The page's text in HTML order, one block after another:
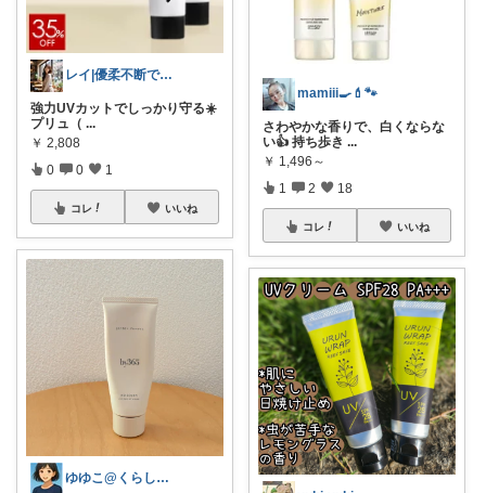
レイ|優柔不断で選べない🥲
強力UVカットでしっかり守る☀️
プリュ（ ...
￥ 2,808
0 0 1
コレ いいね
ゆゆこ@くらしを楽に便利に✨
mamiii🍳💄🐾
さわやかな香りで、白くならな
い👍 持ち歩き ...
￥ 1,496～
1 2 18
コレ いいね